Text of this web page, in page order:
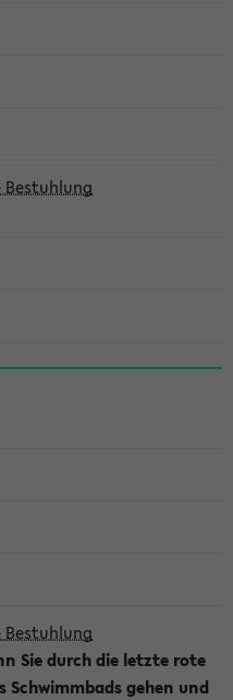
Bestuhlung
Bestuhlung
Sie durch die letzte rote
Schwimmbads gehen und